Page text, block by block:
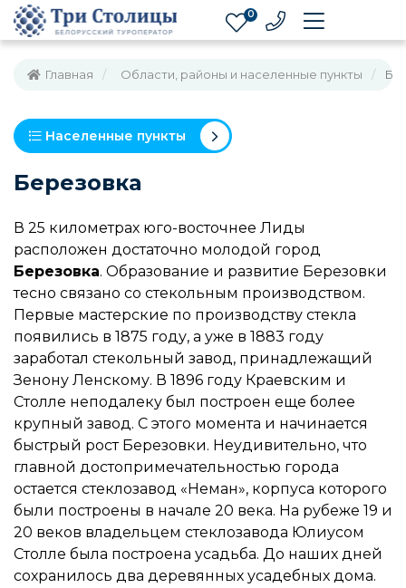
0
Главная Области, районы и населенные пункты
Населенные пункты
Березовка
В 25 километрах юго-восточнее Лиды
расположен достаточно молодой город
Березовка. Образование и развитие Березовки
тесно связано со стекольным производством.
Первые мастерские по производству стекла
появились в 1875 году, а уже в 1883 году
заработал стекольный завод, принадлежащий
Зенону Ленскому. В 1896 году Краевским и
Столле неподалеку был построен еще более
крупный завод. С этого момента и начинается
быстрый рост Березовки. Неудивительно, что
главной достопримечательностью города
остается стеклозавод «Неман», корпуса которого
были построены в начале 20 века. На рубеже 19 и
20 веков владельцем стеклозавода Юлиусом
Столле была построена усадьба. До наших дней
сохранилось два деревянных усадебных дома.